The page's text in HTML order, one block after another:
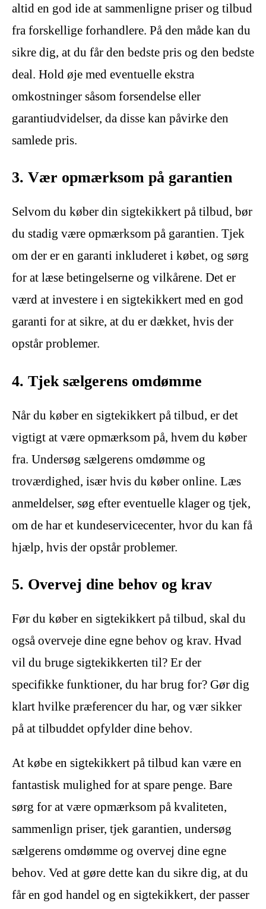
altid en god ide at sammenligne priser og tilbud
fra forskellige forhandlere. På den måde kan du
sikre dig, at du får den bedste pris og den bedste
deal. Hold øje med eventuelle ekstra
omkostninger såsom forsendelse eller
garantiudvidelser, da disse kan påvirke den
samlede pris.
3. Vær opmærksom på garantien
Selvom du køber din sigtekikkert på tilbud, bør
du stadig være opmærksom på garantien. Tjek
om der er en garanti inkluderet i købet, og sørg
for at læse betingelserne og vilkårene. Det er
værd at investere i en sigtekikkert med en god
garanti for at sikre, at du er dækket, hvis der
opstår problemer.
4. Tjek sælgerens omdømme
Når du køber en sigtekikkert på tilbud, er det
vigtigt at være opmærksom på, hvem du køber
fra. Undersøg sælgerens omdømme og
troværdighed, især hvis du køber online. Læs
anmeldelser, søg efter eventuelle klager og tjek,
om de har et kundeservicecenter, hvor du kan få
hjælp, hvis der opstår problemer.
5. Overvej dine behov og krav
Før du køber en sigtekikkert på tilbud, skal du
også overveje dine egne behov og krav. Hvad
vil du bruge sigtekikkerten til? Er der
specifikke funktioner, du har brug for? Gør dig
klart hvilke præferencer du har, og vær sikker
på at tilbuddet opfylder dine behov.
At købe en sigtekikkert på tilbud kan være en
fantastisk mulighed for at spare penge. Bare
sørg for at være opmærksom på kvaliteten,
sammenlign priser, tjek garantien, undersøg
sælgerens omdømme og overvej dine egne
behov. Ved at gøre dette kan du sikre dig, at du
får en god handel og en sigtekikkert, der passer